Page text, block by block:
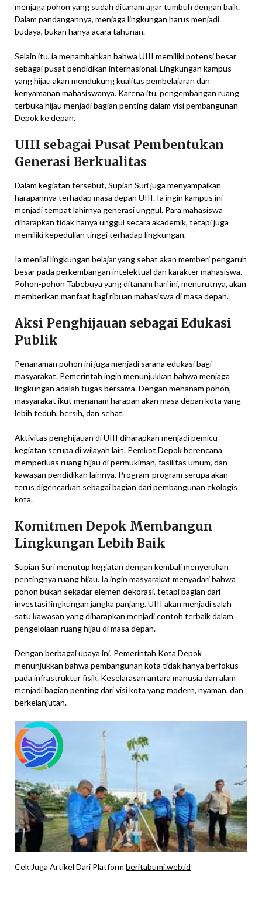
menjaga pohon yang sudah ditanam agar tumbuh dengan baik.
Dalam pandangannya, menjaga lingkungan harus menjadi
budaya, bukan hanya acara tahunan.
Selain itu, ia menambahkan bahwa UIII memiliki potensi besar
sebagai pusat pendidikan internasional. Lingkungan kampus
yang hijau akan mendukung kualitas pembelajaran dan
kenyamanan mahasiswanya. Karena itu, pengembangan ruang
terbuka hijau menjadi bagian penting dalam visi pembangunan
Depok ke depan.
UIII sebagai Pusat Pembentukan
Generasi Berkualitas
Dalam kegiatan tersebut, Supian Suri juga menyampaikan
harapannya terhadap masa depan UIII. Ia ingin kampus ini
menjadi tempat lahirnya generasi unggul. Para mahasiswa
diharapkan tidak hanya unggul secara akademik, tetapi juga
memiliki kepedulian tinggi terhadap lingkungan.
Ia menilai lingkungan belajar yang sehat akan memberi pengaruh
besar pada perkembangan intelektual dan karakter mahasiswa.
Pohon-pohon Tabebuya yang ditanam hari ini, menurutnya, akan
memberikan manfaat bagi ribuan mahasiswa di masa depan.
Aksi Penghijauan sebagai Edukasi
Publik
Penanaman pohon ini juga menjadi sarana edukasi bagi
masyarakat. Pemerintah ingin menunjukkan bahwa menjaga
lingkungan adalah tugas bersama. Dengan menanam pohon,
masyarakat ikut menanam harapan akan masa depan kota yang
lebih teduh, bersih, dan sehat.
Aktivitas penghijauan di UIII diharapkan menjadi pemicu
kegiatan serupa di wilayah lain. Pemkot Depok berencana
memperluas ruang hijau di permukiman, fasilitas umum, dan
kawasan pendidikan lainnya. Program-program serupa akan
terus digencarkan sebagai bagian dari pembangunan ekologis
kota.
Komitmen Depok Membangun
Lingkungan Lebih Baik
Supian Suri menutup kegiatan dengan kembali menyerukan
pentingnya ruang hijau. Ia ingin masyarakat menyadari bahwa
pohon bukan sekadar elemen dekorasi, tetapi bagian dari
investasi lingkungan jangka panjang. UIII akan menjadi salah
satu kawasan yang diharapkan menjadi contoh terbaik dalam
pengelolaan ruang hijau di masa depan.
Dengan berbagai upaya ini, Pemerintah Kota Depok
menunjukkan bahwa pembangunan kota tidak hanya berfokus
pada infrastruktur fisik. Keselarasan antara manusia dan alam
menjadi bagian penting dari visi kota yang modern, nyaman, dan
berkelanjutan.
Cek Juga Artikel Dari Platform beritabumi.web.id